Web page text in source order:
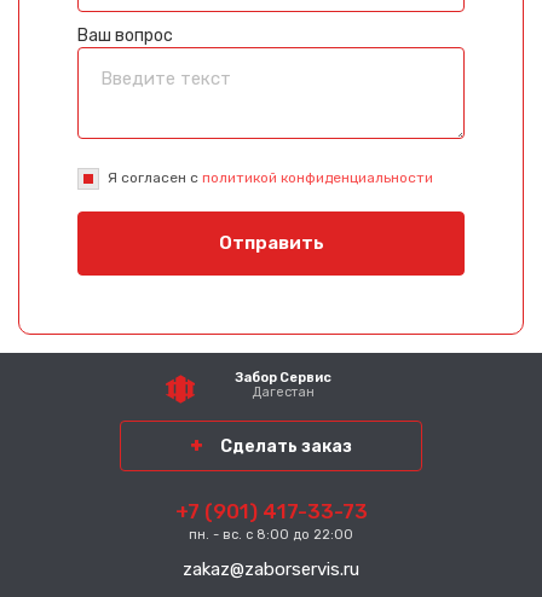
Ваш вопрос
Я согласен с политикой конфиденциальности
Отправить
Забор Сервис
Дагестан
Сделать заказ
+7 (901) 417-33-73
пн. - вс. с 8:00 до 22:00
zakaz@zaborservis.ru